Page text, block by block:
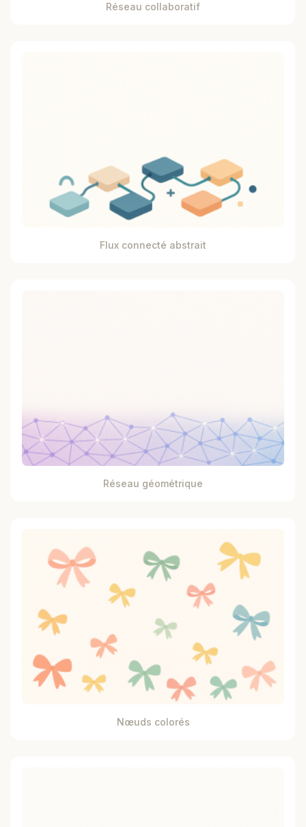
Réseau collaboratif
Flux connecté abstrait
Réseau géométrique
Nœuds colorés